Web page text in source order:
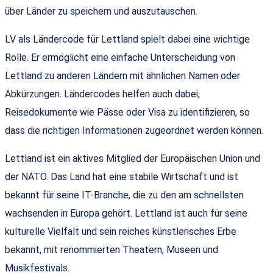
über Länder zu speichern und auszutauschen.
LV als Ländercode für Lettland spielt dabei eine wichtige
Rolle. Er ermöglicht eine einfache Unterscheidung von
Lettland zu anderen Ländern mit ähnlichen Namen oder
Abkürzungen. Ländercodes helfen auch dabei,
Reisedokumente wie Pässe oder Visa zu identifizieren, so
dass die richtigen Informationen zugeordnet werden können.
Lettland ist ein aktives Mitglied der Europäischen Union und
der NATO. Das Land hat eine stabile Wirtschaft und ist
bekannt für seine IT-Branche, die zu den am schnellsten
wachsenden in Europa gehört. Lettland ist auch für seine
kulturelle Vielfalt und sein reiches künstlerisches Erbe
bekannt, mit renommierten Theatern, Museen und
Musikfestivals.